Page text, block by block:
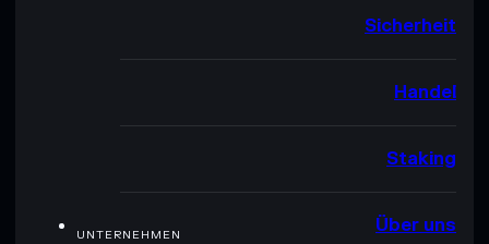
Sicherheit
Handel
Staking
UNTERNEHMEN Über uns